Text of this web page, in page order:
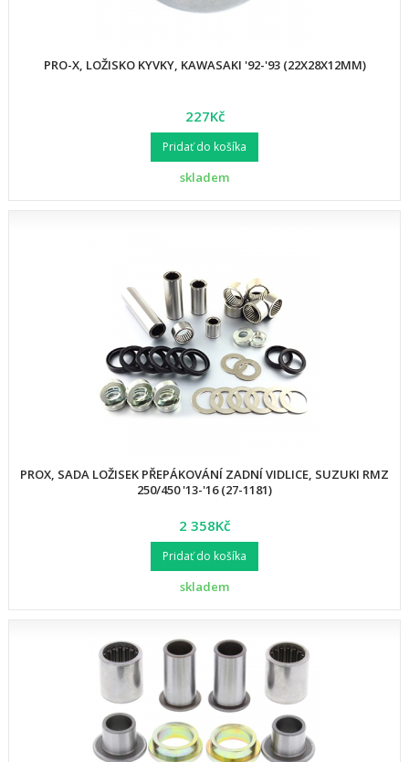
PRO-X, LOŽISKO KYVKY, KAWASAKI '92-'93 (22X28X12MM)
227Kč
Pridať do košíka
skladem
PROX, SADA LOŽISEK PŘEPÁKOVÁNÍ ZADNÍ VIDLICE, SUZUKI RMZ
250/450 '13-'16 (27-1181)
2 358Kč
Pridať do košíka
skladem